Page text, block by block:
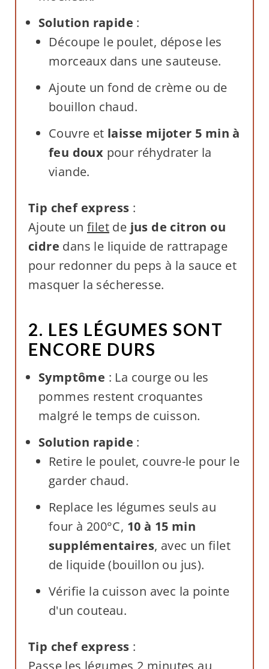
Solution rapide :
Découpe le poulet, dépose les
morceaux dans une sauteuse.
Ajoute un fond de crème ou de
bouillon chaud.
Couvre et laisse mijoter 5 min à
feu doux pour réhydrater la
viande.
Tip chef express :
Ajoute un filetde jus de citron ou
cidre dans le liquide de rattrapage
pour redonner du peps à la sauce et
masquer la sécheresse.
2. LES LÉGUMES SONT
ENCORE DURS
Symptôme : La courge ou les
pommes restent croquantes
malgré le temps de cuisson.
Solution rapide :
Retire le poulet, couvre-le pour le
garder chaud.
Replace les légumes seuls au
four à 200°C, 10 à 15 min
supplémentaires, avec un filet
de liquide (bouillon ou jus).
Vérifie la cuisson avec la pointe
d'un couteau.
Tip chef express :
Passe les légumes 2 minutes au